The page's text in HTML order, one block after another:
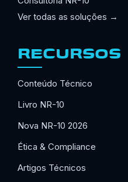
Ver todas as soluções →
RECURSOS
Conteúdo Técnico
Livro NR-10
Nova NR-10 2026
Ética & Compliance
Artigos Técnicos